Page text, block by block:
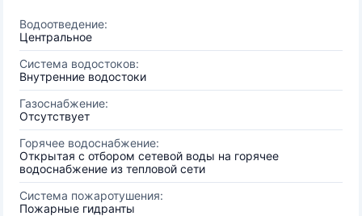
Водоотведение:
Центральное
Система водостоков:
Внутренние водостоки
Газоснабжение:
Отсутствует
Горячее водоснабжение:
Открытая с отбором сетевой воды на горячее
водоснабжение из тепловой сети
Система пожаротушения:
Пожарные гидранты